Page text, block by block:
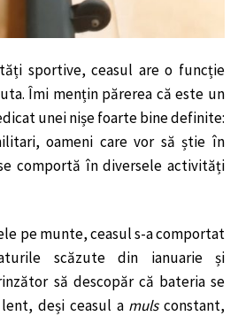
sportive, ceasul are o funcție
Îmi mențin părerea că este un
unei nișe foarte bine definite:
oameni care vor să știe în
comportă în diversele activități
pe munte, ceasul s-a comportat
scăzute din ianuarie și
să descopăr că bateria se
deși ceasul a muls constant,